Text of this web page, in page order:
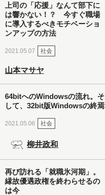
上司の「応援」なんて部下に
は響かない！？ 今すぐ職場
に導入するべきモチベーショ
ンアップの方法
2021.05.07 社会
山本マサヤ
64bitへのWindowsの流れ。そ
して、32bit版Windowsの終焉
2021.05.06 社会
柳井政和
再び訪れる「就職氷河期」。
縁故優遇政権を終わらせるの
は今